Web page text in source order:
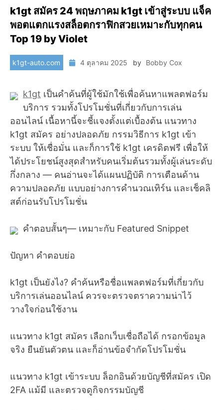
k1gt สมัคร 24 พฤษภาคม k1gt เข้าสู่ระบบ แจ็ค
พอตแตกแรงสล็อตกราฟิกสวยเหมาะกับทุกคน
Top 19 by Violet
k1gt-auto.com 4 ตุลาคม 2025 by Bobby Cox
k1gt เป็นคำค้นที่ผู้ใช้มักใช้เพื่อค้นหาแพลตฟอร์ม
บริการ รวมทั้งโปรโมชั่นที่เกี่ยวกับการเล่น
ออนไลน์ เนื้อหานี้จะชี้แจงตั้งแต่เบื้องต้น แนวทาง
k1gt สมัคร อย่างปลอดภัย กรรมวิธีการ k1gt เข้า
ระบบ ให้เชื่อมั่น และก็การใช้ k1gt เครดิตฟรี เพื่อให้
ได้ประโยชน์สูงสุดสำหรับคนเริ่มต้นรวมทั้งผู้เล่นระดับ
กึ่งกลาง — คนอ่านจะได้แผนปฏิบัติ การเตือนด้าน
ความปลอดภัย แบบอย่างการคำนวณเทิร์น และเช็คลิ
สต์ก่อนรับโปรโมชั่น
คำตอบสั้นๆ— เหมาะกับ Featured Snippet
ปัญหา คำตอบย่อ
k1gt เป็นยังไง? คำค้นหรือชื่อแพลตฟอร์มที่เกี่ยวกับ
บริการเล่นออนไลน์ ควรจะตรวจตราความน่าไว้
วางใจก่อนใช้งาน
แนวทาง k1gt สมัคร เลือกเว็บเชื่อถือได้ กรอกข้อมูล
จริง ยืนยันตัวตน และก็อ่านข้อจำกัดโปรโมชั่น
แนวทาง k1gt เข้าระบบ ล็อกอินด้วยบัญชีที่สมัคร เปิด
2FA แม้มี และตรวจดูกิจกรรมบัญชี